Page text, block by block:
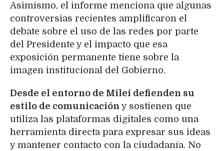
Asimismo, el informe menciona que algunas
controversias recientes amplificaron el
debate sobre el uso de las redes por parte
del Presidente y el impacto que esa
exposición permanente tiene sobre la
imagen institucional del Gobierno.
Desde el entorno de Milei defienden su
estilo de comunicación y sostienen que
utiliza las plataformas digitales como una
herramienta directa para expresar sus ideas
y mantener contacto con la ciudadanía. No